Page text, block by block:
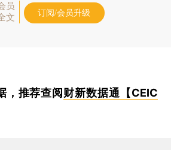
员
文
订阅/会员升级
，推荐查阅 财新数据通【CEIC